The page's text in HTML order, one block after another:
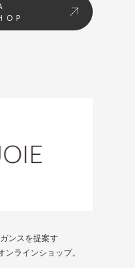
ンスを提案す
ラインショップ。